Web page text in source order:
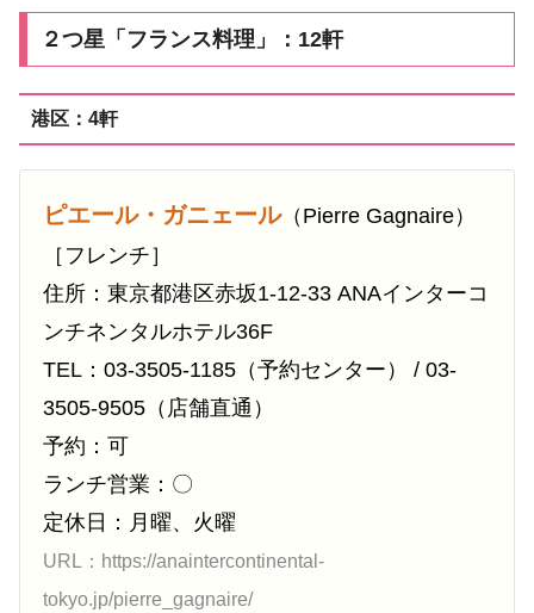
２つ星「フランス料理」：12軒
港区：4軒
ピエール・ガニェール（Pierre Gagnaire）
［フレンチ］
住所：東京都港区赤坂1-12-33 ANAインターコ
ンチネンタルホテル36F
TEL：03-3505-1185（予約センター） / 03-
3505-9505（店舗直通）
予約：可
ランチ営業：〇
定休日：月曜、火曜
URL：https://anaintercontinental-
tokyo.jp/pierre_gagnaire/